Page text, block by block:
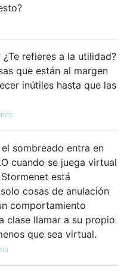
¿Te refieres a la utilidad?
que están al margen
inútiles hasta que las
sombreado entra en
cuando se juega virtual
está
cosas de anulación
comportamiento
clase llamar a su propio
que sea virtual.